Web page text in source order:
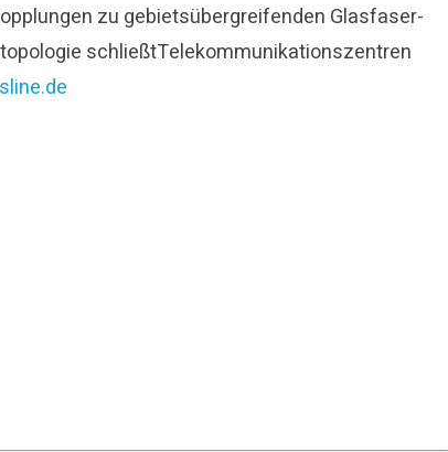
zu gebietsübergreifenden Glasfaser-
schließtTelekommunikationszentren